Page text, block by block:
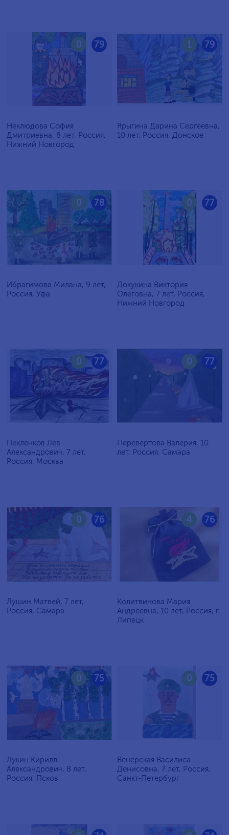
79
0
Неклюдова София
Дмитриевна, 8 лет, Россия,
Нижний Новгород
79
1
Ярыгина Дарина Сергеевна,
10 лет, Россия, Донское
78
0
Ибрагимова Милана, 9 лет,
Россия, Уфа
77
0
Докукина Виктория
Олеговна, 7 лет, Россия,
Нижний Новгород
77
0
Пекленков Лев
Александрович, 7 лет,
Россия, Москва
77
0
Перевертова Валерия, 10
лет, Россия, Самара
76
0
Лушин Матвей, 7 лет,
Россия, Самара
76
4
Колитвинова Мария
Андреевна, 10 лет, Россия, г.
Липецк
75
0
Лукин Кирилл
Александрович, 8 лет,
Россия, Псков
75
0
Венерская Василиса
Денисовна, 7 лет, Россия,
Санкт-Петербург